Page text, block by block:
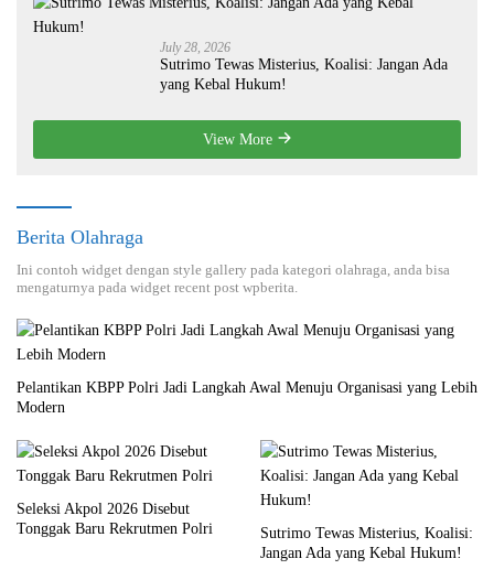
July 28, 2026
Sutrimo Tewas Misterius, Koalisi: Jangan Ada
yang Kebal Hukum!
View More
Berita Olahraga
Ini contoh widget dengan style gallery pada kategori olahraga, anda bisa
mengaturnya pada widget recent post wpberita.
Pelantikan KBPP Polri Jadi Langkah Awal Menuju Organisasi yang Lebih
Modern
Seleksi Akpol 2026 Disebut
Tonggak Baru Rekrutmen Polri
Sutrimo Tewas Misterius, Koalisi:
Jangan Ada yang Kebal Hukum!